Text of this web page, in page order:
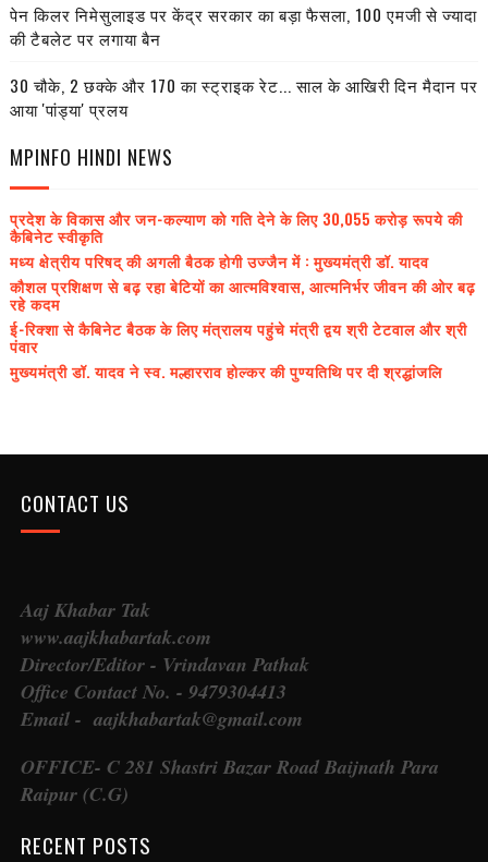
पेन किलर निमेसुलाइड पर केंद्र सरकार का बड़ा फैसला, 100 एमजी से ज्यादा
की टैबलेट पर लगाया बैन
30 चौके, 2 छक्के और 170 का स्ट्राइक रेट... साल के आखिरी दिन मैदान पर
आया 'पांड्या' प्रलय
MPINFO HINDI NEWS
प्रदेश के विकास और जन-कल्याण को गति देने के लिए 30,055 करोड़ रूपये की
कैबिनेट स्वीकृति
मध्य क्षेत्रीय परिषद् की अगली बैठक होगी उज्जैन में : मुख्यमंत्री डॉ. यादव
कौशल प्रशिक्षण से बढ़ रहा बेटियों का आत्मविश्वास, आत्मनिर्भर जीवन की ओर बढ़
रहे कदम
ई-रिक्शा से कैबिनेट बैठक के लिए मंत्रालय पहुंचे मंत्री द्वय श्री टेटवाल और श्री
पंवार
मुख्यमंत्री डॉ. यादव ने स्व. मल्हारराव होल्कर की पुण्यतिथि पर दी श्रद्धांजलि
CONTACT US
Aaj Khabar Tak
www.aajkhabartak.com
Director/Editor - Vrindavan Pathak
Office Contact No. - 9479304413
Email - aajkhabartak@gmail.com
OFFICE- C 281 Shastri Bazar Road Baijnath Para
Raipur (C.G)
RECENT POSTS